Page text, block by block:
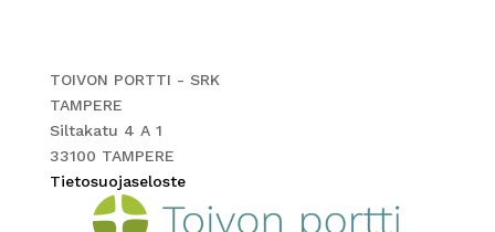
TOIVON PORTTI - SRK
TAMPERE
Siltakatu 4 A 1
33100 TAMPERE
Tietosuojaseloste